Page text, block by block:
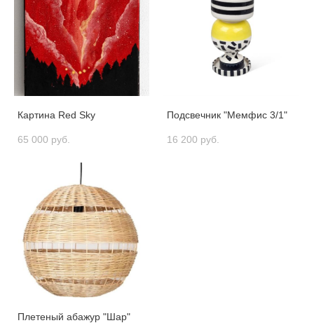
Картина Red Sky
65 000 pуб.
Подсвечник "Мемфис 3/1"
16 200 pуб.
Плетеный абажур "Шар"